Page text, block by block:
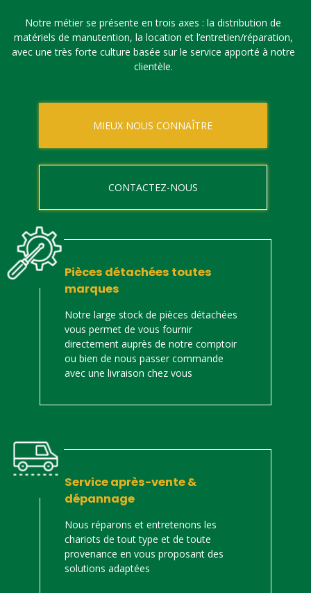
Notre métier se présente en trois axes : la distribution de
matériels de manutention, la location et l’entretien/réparation,
avec une très forte culture basée sur le service apporté à notre
clientèle.
MIEUX NOUS CONNAÎTRE
CONTACTEZ-NOUS
Pièces détachées toutes
marques
Notre large stock de pièces détachées
vous permet de vous fournir
directement auprès de notre comptoir
ou bien de nous passer commande
avec une livraison chez vous
Service après-vente &
dépannage
Nous réparons et entretenons les
chariots de tout type et de toute
provenance en vous proposant des
solutions adaptées